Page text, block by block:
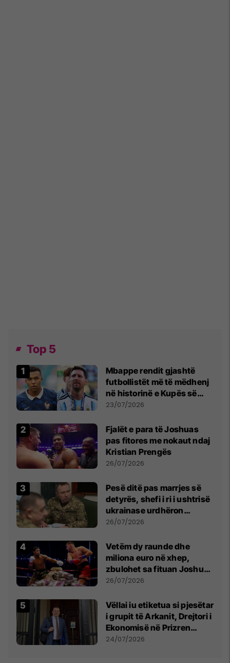
Top 5
Mbappe rendit gjashtë
futbollistët më të mëdhenj
në historinë e Kupës së
Botës, Messi mbetet i dyti
23/07/2026
Fjalët e para të Joshuas
pas fitores me nokaut ndaj
Kristian Prengës
26/07/2026
Pesë ditë pas marrjes së
detyrës, shefi i ri i ushtrisë
ukrainase urdhëron
kontroll të madh
26/07/2026
Vetëm dy raunde dhe
miliona euro në xhep,
zbulohet sa fituan Joshua
e Prenga
26/07/2026
Vëllai iu etiketua si pjesëtar
i grupit të Arkanit, Drejtori i
Ekonomisë në Prizren
mohon pretendimet
24/07/2026